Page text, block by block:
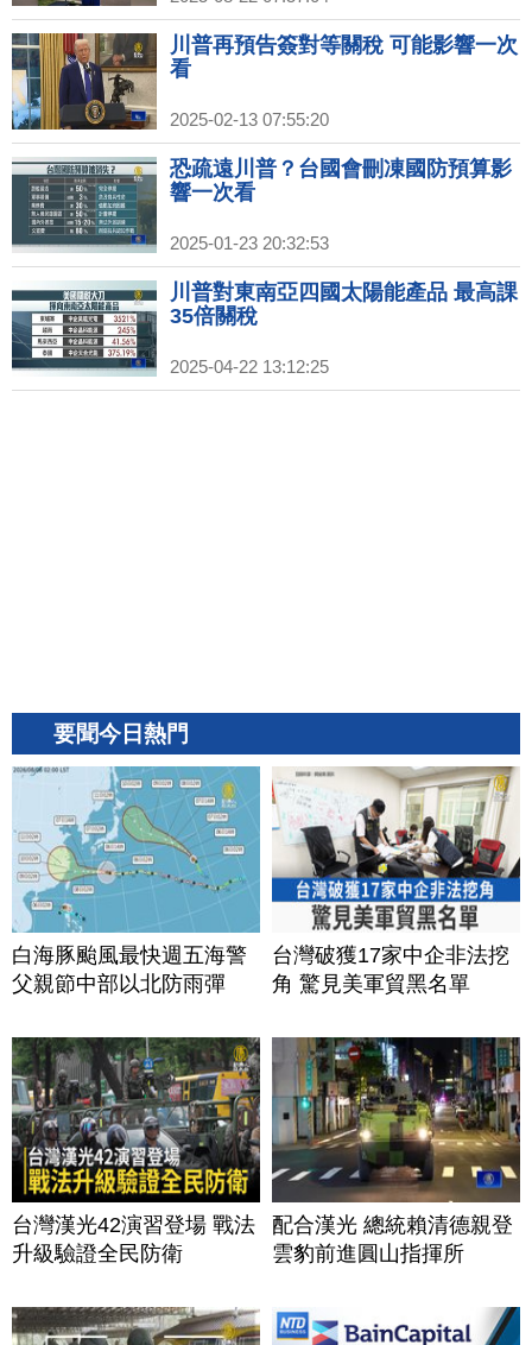
川普再預告簽對等關稅 可能影響一次
看
2025-02-13 07:55:20
恐疏遠川普？台國會刪凍國防預算影
響一次看
2025-01-23 20:32:53
川普對東南亞四國太陽能產品 最高課
35倍關稅
2025-04-22 13:12:25
要聞今日熱門
白海豚颱風最快週五海警
父親節中部以北防雨彈
台灣破獲17家中企非法挖
角 驚見美軍貿黑名單
台灣漢光42演習登場 戰法
升級驗證全民防衛
配合漢光 總統賴清德親登
雲豹前進圓山指揮所